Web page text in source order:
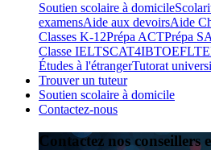
Soutien scolaire à domicile
examensAide aux devoirsAide
Classes K-12Prépa ACTPrépa
Classe IELTSCAT4IBTOEFL
Études à l'étrangerTutorat
Trouver un tuteur
Soutien scolaire à domicile
Contactez-nous
Contactez nos conseillers